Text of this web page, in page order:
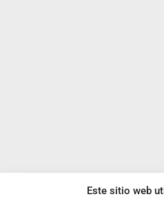
Este sitio web